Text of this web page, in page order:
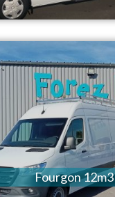
Fourgon 12m3